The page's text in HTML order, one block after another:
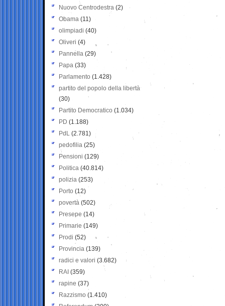
Nuovo Centrodestra (2)
Obama (11)
olimpiadi (40)
Oliveri (4)
Pannella (29)
Papa (33)
Parlamento (1.428)
partito del popolo della libertà
(30)
Partito Democratico (1.034)
PD (1.188)
PdL (2.781)
pedofilia (25)
Pensioni (129)
Politica (40.814)
polizia (253)
Porto (12)
povertà (502)
Presepe (14)
Primarie (149)
Prodi (52)
Provincia (139)
radici e valori (3.682)
RAI (359)
rapine (37)
Razzismo (1.410)